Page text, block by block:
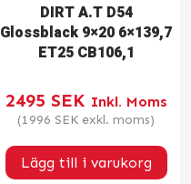
DIRT A.T D54
Glossblack 9×20 6×139,7
ET25 CB106,1
2495 SEK Inkl. Moms
(1996 SEK exkl. moms)
Lägg till i varukorg